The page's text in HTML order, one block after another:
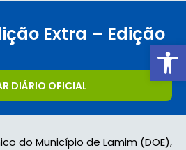
Extra – Edição
DIÁRIO OFICIAL
do Município de Lamim (DOE),